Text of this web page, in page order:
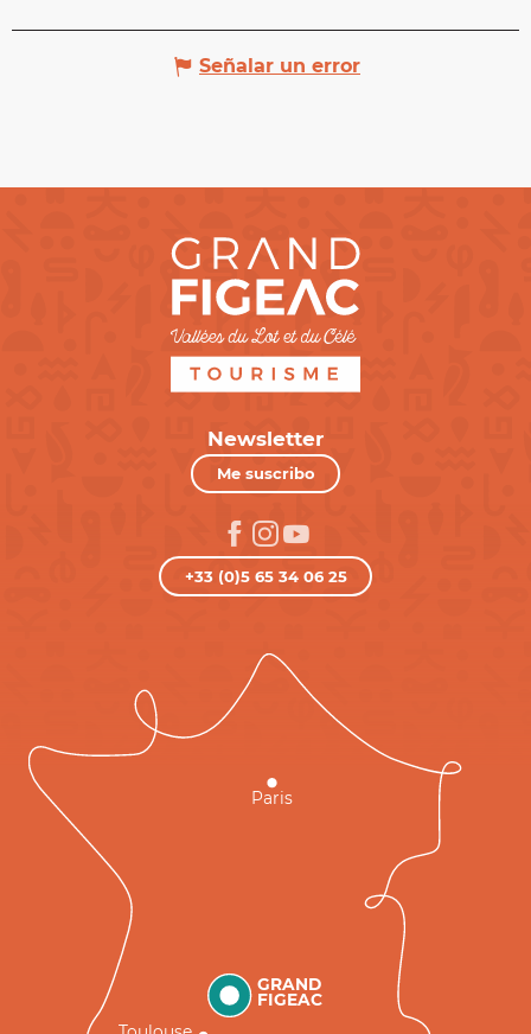
Señalar un error
Newsletter
Me suscribo
+33 (0)5 65 34 06 25
GRAND
FIGEAC
Paris